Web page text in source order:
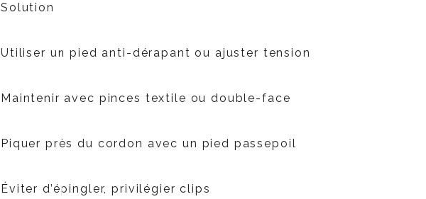
Solution
Utiliser un pied anti-dérapant ou ajuster tension
Maintenir avec pinces textile ou double-face
Piquer près du cordon avec un pied passepoil
Éviter d’épingler, privilégier clips